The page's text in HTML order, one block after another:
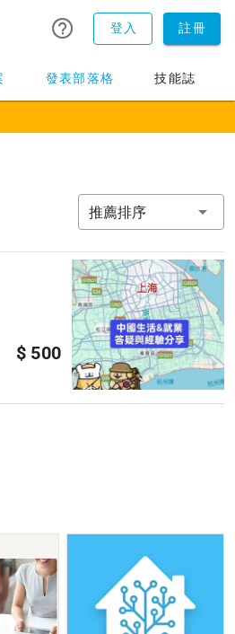
登入 註冊
發表部落格 技能誌
推薦排序
$ 500